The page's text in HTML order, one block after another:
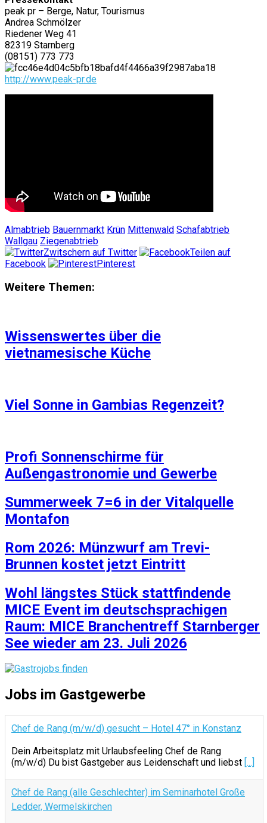
peak pr – Berge, Natur, Tourismus
Andrea Schmölzer
Riedener Weg 41
82319 Starnberg
(08151) 773 773
http://www.peak-pr.de
Almabtrieb Bauernmarkt Krün Mittenwald Schafabtrieb
Wallgau Ziegenabtrieb
Zwitschern auf Twitter
Teilen auf
Facebook
Pinterest
Weitere Themen:
Wissenswertes über die
vietnamesische Küche
Viel Sonne in Gambias Regenzeit?
Profi Sonnenschirme für
Außengastronomie und Gewerbe
Summerweek 7=6 in der Vitalquelle
Montafon
Rom 2026: Münzwurf am Trevi-
Brunnen kostet jetzt Eintritt
Wohl längstes Stück stattfindende
MICE Event im deutschsprachigen
Raum: MICE Branchentreff Starnberger
See wieder am 23. Juli 2026
Jobs im Gastgewerbe
Chef de Rang (m/w/d) gesucht – Hotel 47° in Konstanz
Dein Arbeitsplatz mit Urlaubsfeeling Chef de Rang
(m/w/d) Du bist Gastgeber aus Leidenschaft und liebst [...]
Chef de Rang (alle Geschlechter) im Seminarhotel Große
Ledder, Wermelskirchen